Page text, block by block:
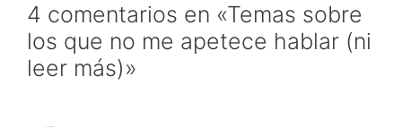
4 comentarios en «Temas sobre
los que no me apetece hablar (ni
leer más)»